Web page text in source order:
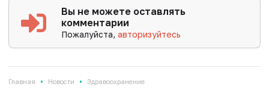
Вы не можете оставлять
комментарии
Пожалуйста,авторизуйтесь
Главная • Новости • Здравоохранение